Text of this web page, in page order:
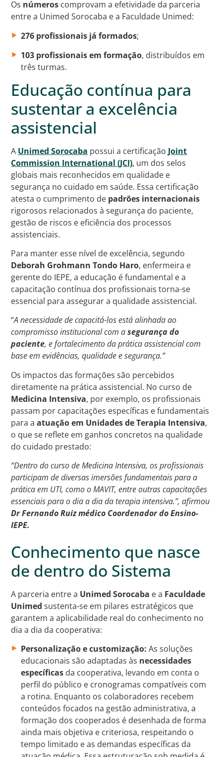
Os números comprovam a efetividade da parceria
entre a Unimed Sorocaba e a Faculdade Unimed:
276 profissionais já formados;
103 profissionais em formação, distribuídos em
três turmas.
Educação contínua para
sustentar a excelência
assistencial
A Unimed Sorocaba possui a certificação Joint
Commission International (JCI), um dos selos
globais mais reconhecidos em qualidade e
segurança no cuidado em saúde. Essa certificação
atesta o cumprimento de padrões internacionais
rigorosos relacionados à segurança do paciente,
gestão de riscos e eficiência dos processos
assistenciais.
Para manter esse nível de excelência, segundo
Deborah Grohmann Tondo Haro, enfermeira e
gerente do IEPE, a educação é fundamental e a
capacitação contínua dos profissionais torna-se
essencial para assegurar a qualidade assistencial.
“A necessidade de capacitá-los está alinhada ao
compromisso institucional com asegurança do
paciente, e fortalecimento da prática assistencial com
base em evidências, qualidade e segurança.”
Os impactos das formações são percebidos
diretamente na prática assistencial. No curso de
Medicina Intensiva, por exemplo, os profissionais
passam por capacitações específicas e fundamentais
para aatuação em Unidades de Terapia Intensiva,
o que se reflete em ganhos concretos na qualidade
do cuidado prestado:
“Dentro do curso de Medicina Intensiva, os profissionais
participam de diversas imersões fundamentais para a
prática em UTI, como o MAVIT, entre outras capacitações
essenciais para o dia a dia da terapia intensiva.”, afirmou
Dr Fernando Ruiz médico Coordenador do Ensino-
IEPE.
Conhecimento que nasce
de dentro do Sistema
A parceria entre a Unimed Sorocaba e a Faculdade
Unimed sustenta-se em pilares estratégicos que
garantem a aplicabilidade real do conhecimento no
dia a dia da cooperativa:
Personalização e customização: As soluções
educacionais são adaptadas às necessidades
específicas da cooperativa, levando em conta o
perfil do público e cronogramas compatíveis com
a rotina. Enquanto os colaboradores recebem
conteúdos focados na gestão administrativa, a
formação dos cooperados é desenhada de forma
ainda mais objetiva e criteriosa, respeitando o
tempo limitado e as demandas específicas da